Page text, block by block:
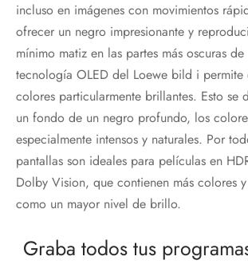
incluso en imágenes con movimientos
ofrecer un negro impresionante y
mínimo matiz en las partes más oscuras
tecnología OLED del Loewe bild i permite
colores particularmente brillantes. Esto se
un fondo de un negro profundo, los
especialmente intensos y naturales. Por
pantallas son ideales para películas en
Dolby Vision, que contienen más colores
como un mayor nivel de brillo.
Graba todos tus